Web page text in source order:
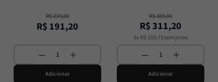
R$239,00
R$191,20
Adicionar
R$389,00
R$311,20
3x R$ 103,73sem juros
Adicionar